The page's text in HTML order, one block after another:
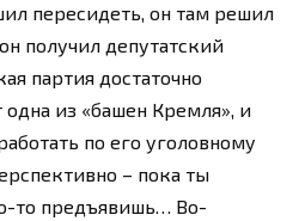
пересидеть, он там решил
получил депутатский
партия достаточно
одна из «башен Кремля», и
по его уголовному
– пока ты
то предъявишь… Во-